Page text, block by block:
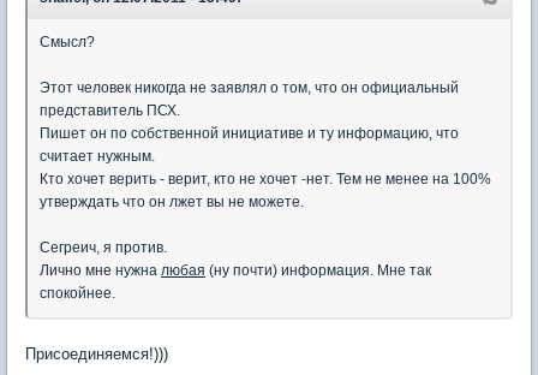
Смысл?
Этот человек никогда не заявлял о том, что он официальный
представитель ПСХ.
Пишет он по собственной инициативе и ту информацию, что
считает нужным.
Кто хочет верить - верит, кто не хочет -нет. Тем не менее на 100%
утверждать что он лжет вы не можете.
Сегреич, я против.
Лично мне нужна любая (ну почти) информация. Мне так
спокойнее.
Присоединяемся!)))